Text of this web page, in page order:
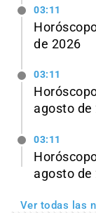
03:11
de 2026
03:11
agosto de
03:11
agosto de
Ver todas las